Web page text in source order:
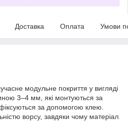
Доставка Оплата Умови
модульне покриття у вигляді
3–4 мм, які монтуються за
за допомогою клею.
ворсу, завдяки чому матеріал